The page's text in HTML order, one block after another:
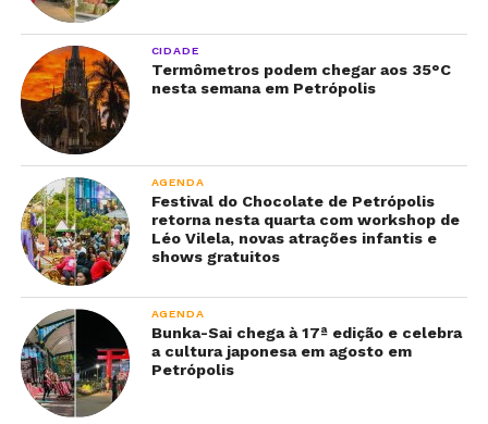
CIDADE
Termômetros podem chegar aos 35°C
nesta semana em Petrópolis
AGENDA
Festival do Chocolate de Petrópolis
retorna nesta quarta com workshop de
Léo Vilela, novas atrações infantis e
shows gratuitos
AGENDA
Bunka-Sai chega à 17ª edição e celebra
a cultura japonesa em agosto em
Petrópolis